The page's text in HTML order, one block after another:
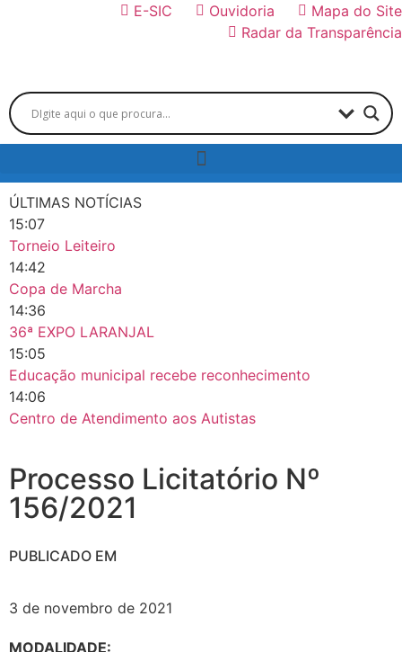
E-SIC Ouvidoria
Mapa do Site
Radar da Transparência
ÚLTIMAS NOTÍCIAS
15:07
Torneio Leiteiro
14:42
Copa de Marcha
14:36
36ª EXPO LARANJAL
15:05
Educação municipal recebe reconhecimento
14:06
Centro de Atendimento aos Autistas
Processo Licitatório Nº
156/2021
PUBLICADO EM
3 de novembro de 2021
MODALIDADE: